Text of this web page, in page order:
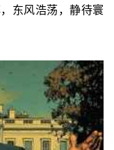
东风浩荡，静待寰